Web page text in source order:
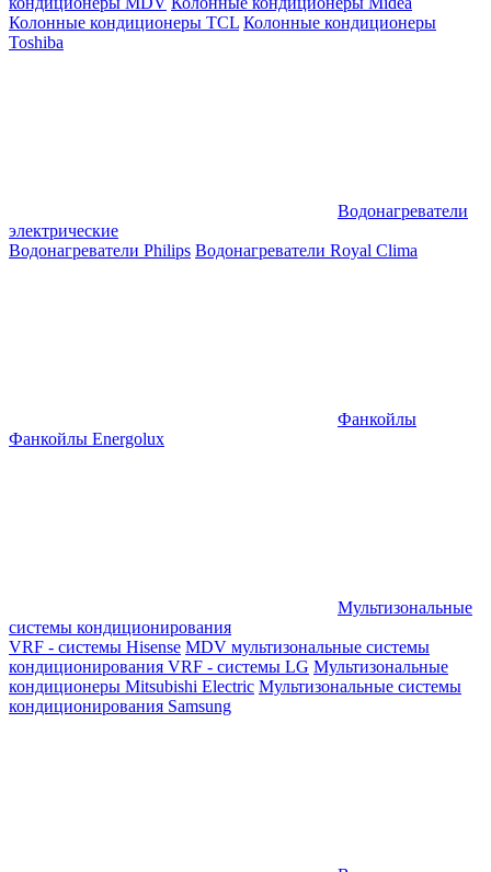
Колонные кондиционеры TCL Колонные кондиционеры
Toshiba
Водонагреватели
электрические
Водонагреватели Philips Водонагреватели Royal Clima
Фанкойлы
Фанкойлы Energolux
Мультизональные
системы кондиционирования
VRF - системы Hisense MDV мультизональные системы
кондиционирования VRF - системы LG Мультизональные
кондиционеры Mitsubishi Electric Мультизональные системы
кондиционирования Samsung